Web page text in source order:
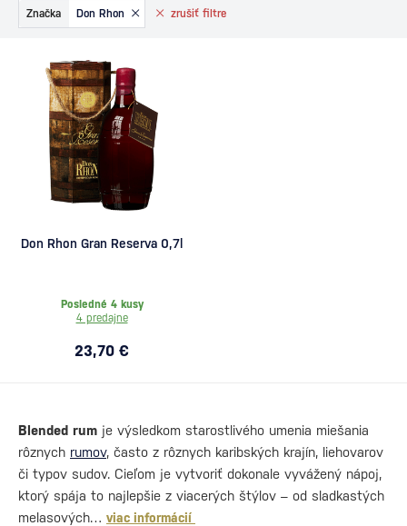
zrušiť filtre
Značka Don Rhon
Don Rhon Gran Reserva 0,7l
Posledné 4 kusy
4 predajne
23,70 €
Blended rum je výsledkom starostlivého umenia miešania
rôznych rumov, často z rôznych karibských krajín, liehovarov
či typov sudov. Cieľom je vytvoriť dokonale vyvážený nápoj,
ktorý spája to najlepšie z viacerých štýlov – od sladkastých
melasových… viac informácií